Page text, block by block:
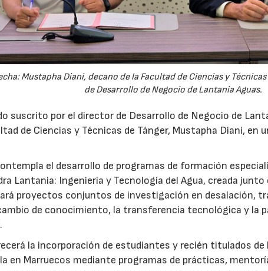
Mustapha Diani, decano de la Facultad de Ciencias y
de Desarrollo de Negocio de Lantania Aguas.
suscrito por el director de Desarrollo de Negocio de
de Ciencias y Técnicas de Tánger, Mustapha Diani, en
el desarrollo de programas de formación
Lantania: Ingeniería y Tecnología del Agua, creada junto
proyectos conjuntos de investigación en desalación,
de conocimiento, la transferencia tecnológica y la
la incorporación de estudiantes y recién titulados de
en Marruecos mediante programas de prácticas,